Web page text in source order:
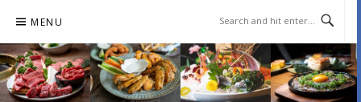
content
MENU